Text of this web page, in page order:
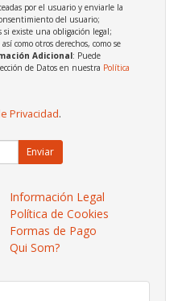
por el usuario y enviarle la
del usuario;
si existe una obligación legal;
como otros derechos, como se
Adicional: Puede
de Datos en nuestra Política
Privacidad.
Enviar
Información Legal
Política de Cookies
Formas de Pago
Qui Som?